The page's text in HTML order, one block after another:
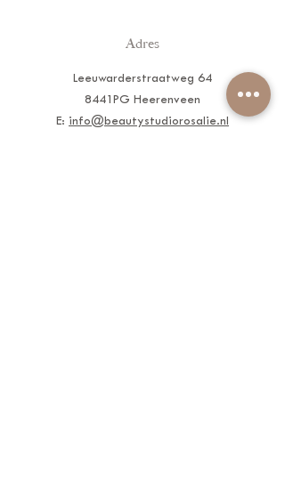
Adres
Leeuwarderstraatweg 64
8441PG Heerenveen
E: info@beautystudiorosalie.nl